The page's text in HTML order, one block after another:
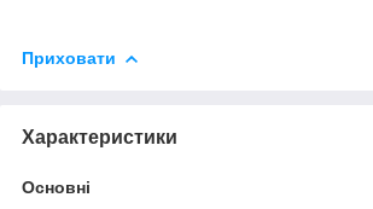
Приховати
Характеристики
Основні